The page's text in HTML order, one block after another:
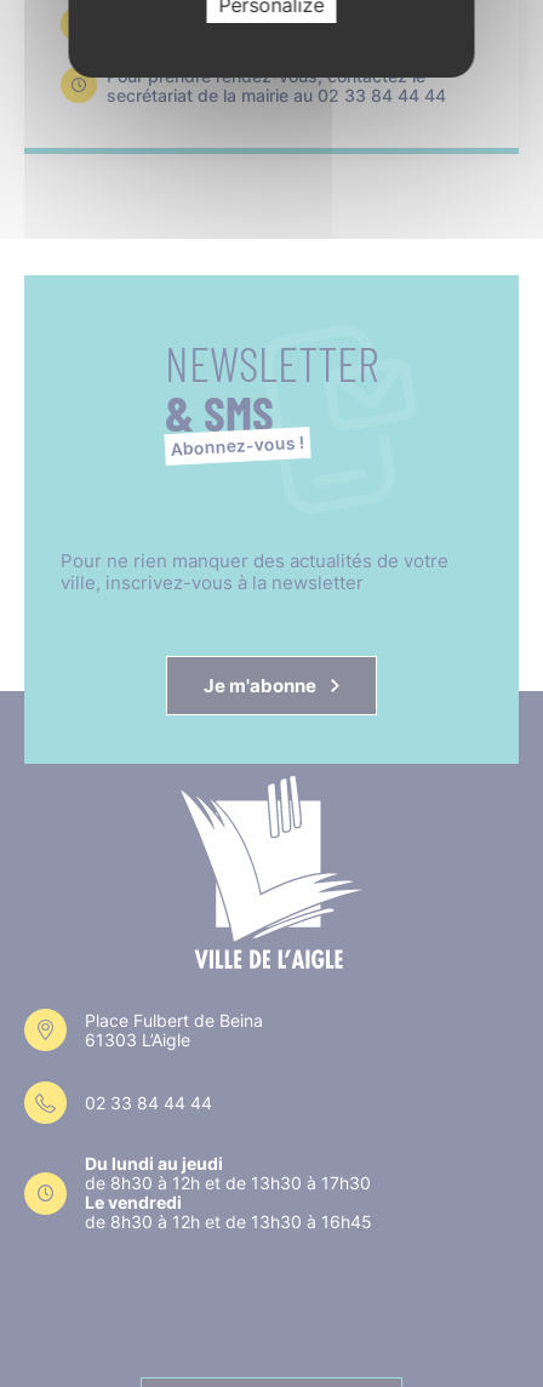
accueil@ville-laigle.fr
Pour prendre rendez-vous, contactez le
secrétariat de la mairie au 02 33 84 44 44
NEWSLETTER
& SMS
Abonnez-vous !
Pour ne rien manquer des actualités de votre
ville, inscrivez-vous à la newsletter
Je m'abonne
Place Fulbert de Beina
61303 L’Aigle
02 33 84 44 44
Du lundi au jeudi
de 8h30 à 12h et de 13h30 à 17h30
Le vendredi
de 8h30 à 12h et de 13h30 à 16h45